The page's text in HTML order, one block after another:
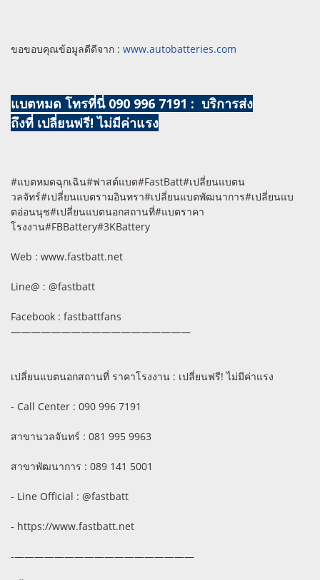
ขอขอบคุณข้อมูลดีดีจาก : www.autobatteries.com
แบตหมด โทรที่นี่ 090 996 7191 : บริการส่ง
ถึงที่ เปลี่ยนฟรี! ไม่มีค่าแรง
#แบตหมดฉุกเฉิน#ฟาสต์แบต#FastBatt#เปลี่ยนแบตน
วลจัทร์#เปลี่ยนแบตรามอินทรา#เปลี่ยนแบตพัฒนาการ#เปลี่ยนแบ
ตอ่อนนุช#เปลี่ยนแบตนอกสถานที่#แบตราคา
โรงงาน#FBBattery#3KBattery
Web : www.fastbatt.net
Line@ : @fastbatt
Facebook : fastbattfans
——————————————————
เปลี่ยนแบตนอกสถานที่ ราคาโรงงาน : เปลี่ยนฟรี! ไม่มีค่าแรง
- Call Center : 090 996 7191
สาขานวลจันทร์ : 081 995 9963
สาขาพัฒนาการ : 089 141 5001
- Line Official : @fastbatt
- https://www.fastbatt.net
-——————————————————